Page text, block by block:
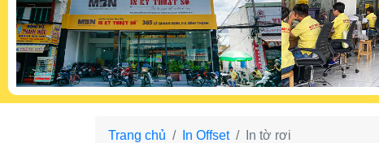
Trang chủ In Offset In tờ rơi